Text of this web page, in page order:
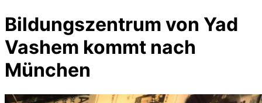
Bildungszentrum von Yad
Vashem kommt nach
München